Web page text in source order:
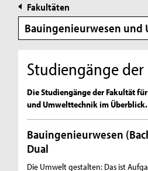
Fakultäten
Bauingenieurwesen und
Studiengänge
Die Studiengänge der Fakultät
und Umwelttechnik im Überblick.
Bauingenieurwesen
Dual
Die Umwelt gestalten: Das ist